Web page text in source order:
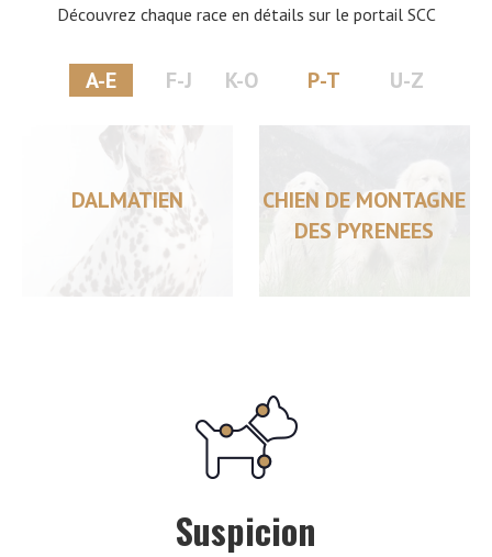
Découvrez chaque race en détails sur le portail SCC
A-E F-J K-O P-T U-Z
DALMATIEN
CHIEN DE MONTAGNE
DES PYRENEES
Suspicion